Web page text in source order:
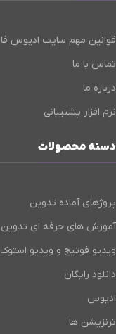
قوانین مهم سایت ادیوس فا
تماس با ما
درباره ما
نرم افزار پشتیبانی
دسته محصولات
پروژهای آماده تدوین
آموزش های حرفه ای تدوین
ویدیو فوتیج و ویدیو استوک
دانلود رایگان
ادیوس
ترنزیشن ها